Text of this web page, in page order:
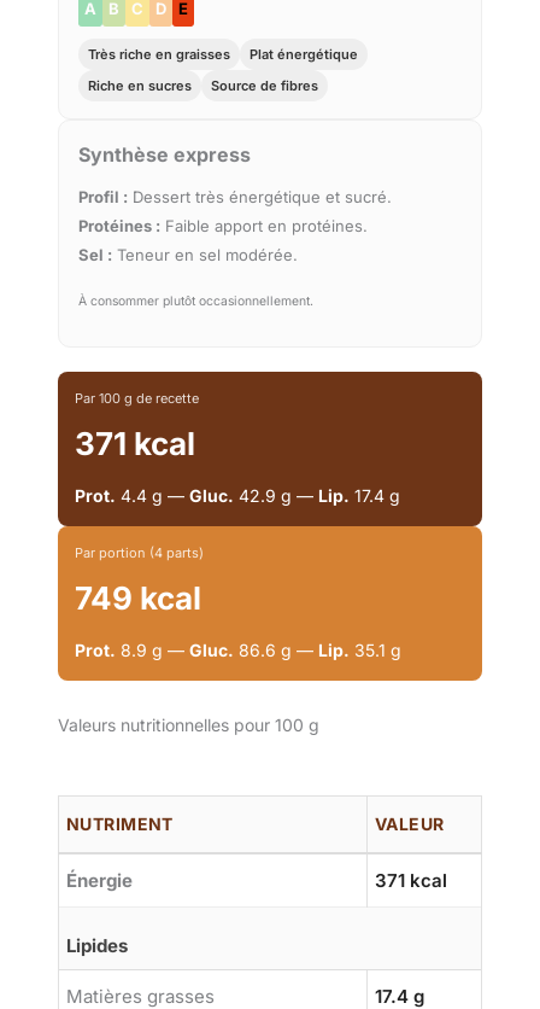
A B C D E
Très riche en graisses
Plat énergétique
Riche en sucres
Source de fibres
Synthèse express
Profil : Dessert très énergétique et sucré.
Protéines : Faible apport en protéines.
Sel : Teneur en sel modérée.
À consommer plutôt occasionnellement.
Par 100 g de recette
371 kcal
Prot. 4.4 g — Gluc. 42.9 g — Lip. 17.4 g
Par portion (4 parts)
749 kcal
Prot. 8.9 g — Gluc. 86.6 g — Lip. 35.1 g
Valeurs nutritionnelles pour 100 g
NUTRIMENT VALEUR
Énergie 371 kcal
Lipides
Matières grasses 17.4 g